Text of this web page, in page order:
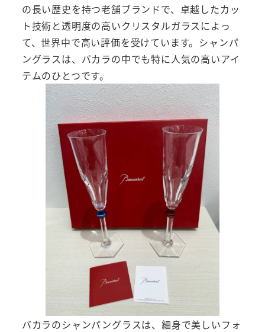
の長い歴史を持つ老舗ブランドで、卓越したカッ
ト技術と透明度の高いクリスタルガラスによっ
て、世界中で高い評価を受けています。シャンパ
ングラスは、バカラの中でも特に人気の高いアイ
テムのひとつです。
バカラのシャンパングラスは、細身で美しいフォ